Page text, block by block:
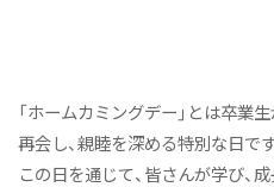
「ホームカミングデー」とは卒業
再会し、親睦を深める特別な日です
この日を通じて、皆さんが学び、
キャリアアップ
カリキュラム